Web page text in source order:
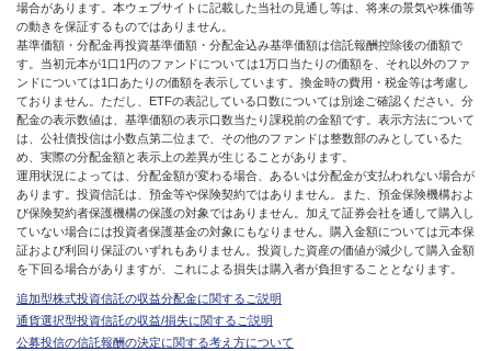
場合があります。本ウェブサイトに記載した当社の見通し等は、将来の景気や株価等
の動きを保証するものではありません。
基準価額・分配金再投資基準価額・分配金込み基準価額は信託報酬控除後の価額で
す。当初元本が1口1円のファンドについては1万口当たりの価額を、それ以外のファ
ンドについては1口あたりの価額を表示しています。換金時の費用・税金等は考慮し
ておりません。ただし、ETFの表記している口数については別途ご確認ください。分
配金の表示数値は、基準価額の表示口数当たり課税前の金額です。表示方法について
は、公社債投信は小数点第二位まで、その他のファンドは整数部のみとしているた
め、実際の分配金額と表示上の差異が生じることがあります。
運用状況によっては、分配金額が変わる場合、あるいは分配金が支払われない場合が
あります。投資信託は、預金等や保険契約ではありません。また、預金保険機構およ
び保険契約者保護機構の保護の対象ではありません。加えて証券会社を通して購入し
ていない場合には投資者保護基金の対象にもなりません。購入金額については元本保
証および利回り保証のいずれもありません。投資した資産の価値が減少して購入金額
を下回る場合がありますが、これによる損失は購入者が負担することとなります。
追加型株式投資信託の収益分配金に関するご説明
通貨選択型投資信託の収益/損失に関するご説明
公募投信の信託報酬の決定に関する考え方について